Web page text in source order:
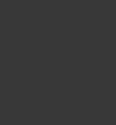
要とする場合もあるため、自分自身
できる？
れるため、経験者だけでなく未経験
あります。求人票や企業の採用ペー
よく理解し、自分自身のスキルセッ
す。また、未経験者でも活躍できる
、自分に合った案件・求人を選ぶこ